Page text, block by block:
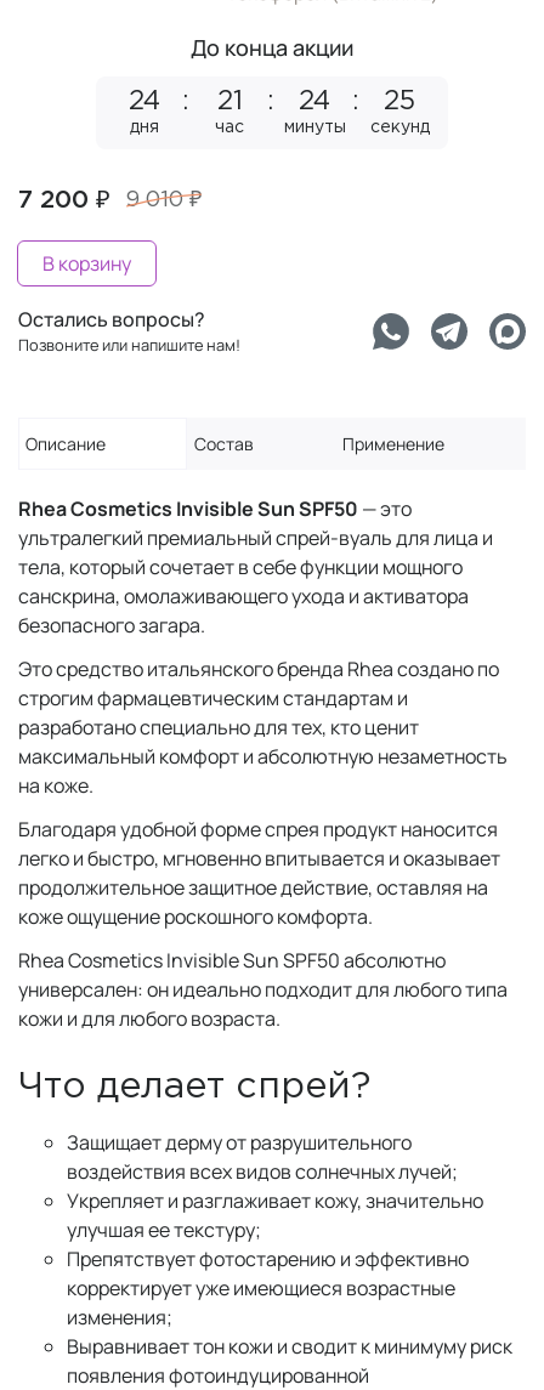
До конца акции
24
дня
21
час
24
минуты
25
секунд
7 200 ₽ 9 010 ₽
В корзину
Остались вопросы?
Позвоните или напишите нам!
Описание Состав Применение
Rhea Cosmetics Invisible Sun SPF50 — это
ультралегкий премиальный спрей-вуаль для лица и
тела, который сочетает в себе функции мощного
санскрина, омолаживающего ухода и активатора
безопасного загара.
Это средство итальянского бренда Rhea создано по
строгим фармацевтическим стандартам и
разработано специально для тех, кто ценит
максимальный комфорт и абсолютную незаметность
на коже.
Благодаря удобной форме спрея продукт наносится
легко и быстро, мгновенно впитывается и оказывает
продолжительное защитное действие, оставляя на
коже ощущение роскошного комфорта.
Rhea Cosmetics Invisible Sun SPF50 абсолютно
универсален: он идеально подходит для любого типа
кожи и для любого возраста.
Что делает спрей?
Защищает дерму от разрушительного
воздействия всех видов солнечных лучей;
Укрепляет и разглаживает кожу, значительно
улучшая ее текстуру;
Препятствует фотостарению и эффективно
корректирует уже имеющиеся возрастные
изменения;
Выравнивает тон кожи и сводит к минимуму риск
появления фотоиндуцированной